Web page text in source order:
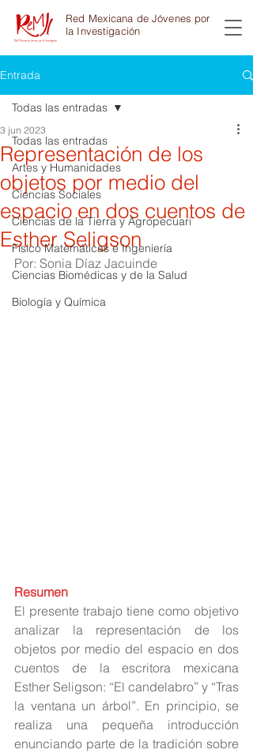
Red Mexicana de Jóvenes por
la Investigación
Entrada
Todas las entradas
Artes y Humanidades
Ciencias Sociales
Ciencias de la Tierra y Agropecuari
Físico Matemáticas e Ingeniería
Ciencias Biomédicas y de la Salud
Biología y Química
Todas las entradas
Representación de los
objetos por medio del
espacio en dos cuentos de
Esther Seligson
3 jun 2023
Por: Sonia Díaz Jacuinde
Resumen
El presente trabajo tiene como objetivo
analizar la representación de los
objetos por medio del espacio en dos
cuentos de la escritora mexicana
Esther Seligson: “El candelabro” y “Tras
la ventana un árbol”. En principio, se
realiza una pequeña introducción
enunciando parte de la tradición sobre